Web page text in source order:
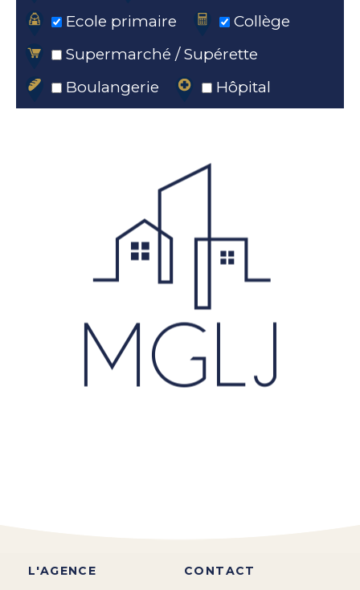
Ecole primaire
Collège
Supermarché / Supérette
Boulangerie
Hôpital
L'AGENCE CONTACT